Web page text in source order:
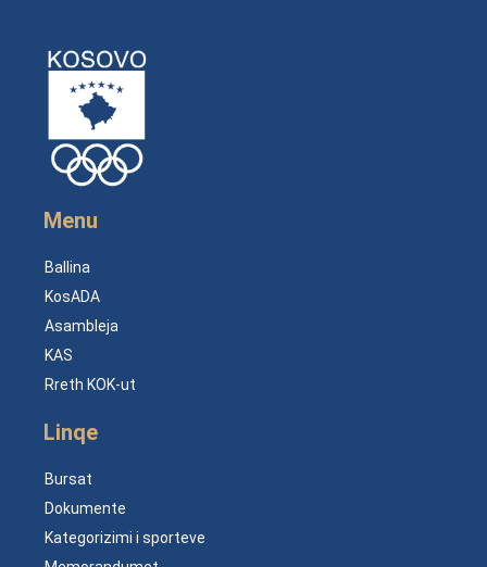
Menu
Ballina
KosADA
Asambleja
KAS
Rreth KOK-ut
Linqe
Bursat
Dokumente
Kategorizimi i sporteve